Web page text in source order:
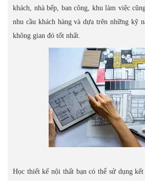
khách, nhà bếp, ban công, khu làm việc
nhu cầu khách hàng và dựa trên những kỹ
không gian đó tốt nhất.
Học thiết kế nội thất bạn có thể sử dụng